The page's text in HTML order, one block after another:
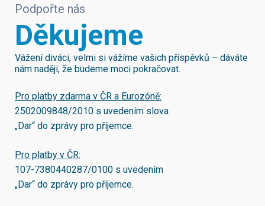
Podpořte nás
Děkujeme
Vážení diváci, velmi si vážíme vašich příspěvků – dáváte
nám naději, že budeme moci pokračovat.
Pro platby zdarma v ČR a Eurozóně:
2502009848/2010 s uvedením slova
„Dar“ do zprávy pro příjemce.
Pro platby v ČR:
107-7380440287/0100 s uvedením
„Dar“ do zprávy pro příjemce.